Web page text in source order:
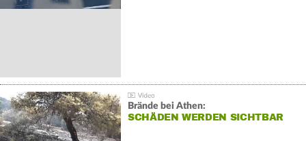
Brände bei Athen:
SCHÄDEN WERDEN SICHTBAR